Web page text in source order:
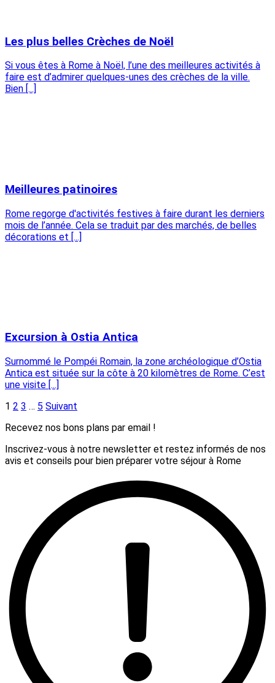
Les plus belles Crèches de Noël
Si vous êtes à Rome à Noël, l’une des meilleures activités à
faire est d’admirer quelques-unes des crèches de la ville.
Bien [...]
Meilleures patinoires
Rome regorge d'activités festives à faire durant les derniers
mois de l’année. Cela se traduit par des marchés, de belles
décorations et [...]
Excursion à Ostia Antica
Surnommé le Pompéi Romain, la zone archéologique d’Ostia
Antica est située sur la côte à 20 kilomètres de Rome. C’est
une visite [...]
1 2 3 … 5 Suivant
Recevez nos bons plans par email !
Inscrivez-vous à notre newsletter et restez informés de nos
avis et conseils pour bien préparer votre séjour à Rome